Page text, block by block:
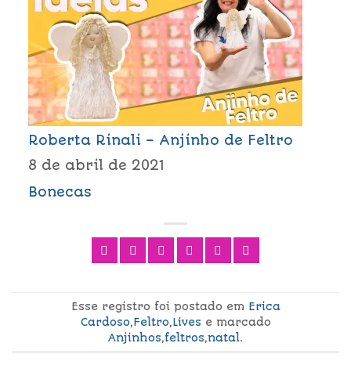
Roberta Rinali – Anjinho de Feltro
8 de abril de 2021
Bonecas
Esse registro foi postado em Erica
Cardoso,Feltro,Lives e marcado
Anjinhos,feltros,natal.